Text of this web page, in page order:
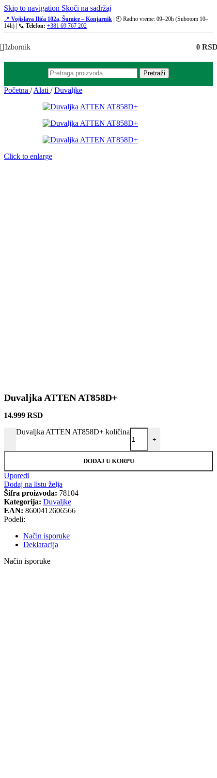
Skip to navigation Skoči na sadržaj
📍 Vojislava Ilića 102a, Šumice – Konjarnik | 🕘 Radno vreme: 09–20h (Subotom 10–
14h) | 📞 Telefon: +381 69 767 202
Izbornik 0
Pretraži
Početna / Alati / Duvaljke
Click to enlarge
Duvaljka ATTEN AT858D+
14.999 RSD
-
Duvaljka ATTEN AT858D+ količina
+
DODAJ U KORPU
Uporedi
Dodaj na listu želja
Šifra proizvoda: 78104
Kategorija: Duvaljke
EAN: 8600412606566
Podeli:
Način isporuke
Deklaracija
Način isporuke